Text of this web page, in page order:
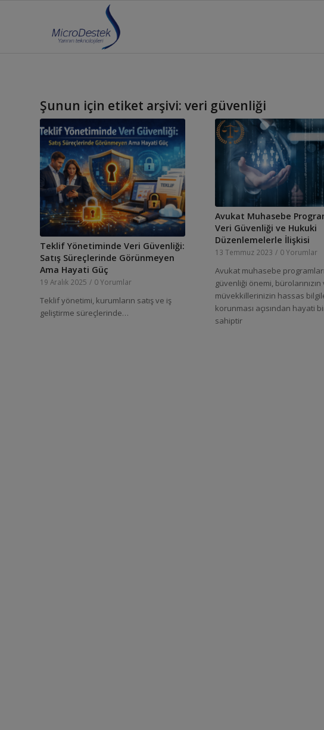
Şunun için etiket arşivi: veri güvenliği
Teklif Yönetiminde Veri Güvenliği:
Satış Süreçlerinde Görünmeyen
Ama Hayati Güç
19 Aralık 2025 / 0 Yorumlar
Teklif yönetimi, kurumların satış ve iş
geliştirme süreçlerinde…
Avukat Muhasebe
Veri Güvenliği ve Hukuki
Düzenlemelerle İlişkisi
13 Temmuz 2023 / 0 Yorumlar
Avukat muhasebe
güvenliği önemi, bürolarınızın
müvekkillerinizin hassas
korunması açısından hayati
sahiptir